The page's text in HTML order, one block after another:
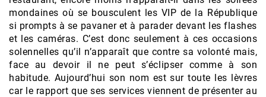
mondaines où se bousculent les VIP de la République
si prompts à se pavaner et à parader devant les flashes
et les caméras. C’est donc seulement à ces occasions
solennelles qu’il n’apparaît que contre sa volonté mais,
face au devoir il ne peut s’éclipser comme à son
habitude. Aujourd’hui son nom est sur toute les lèvres
car le rapport que ses services viennent de présenter au